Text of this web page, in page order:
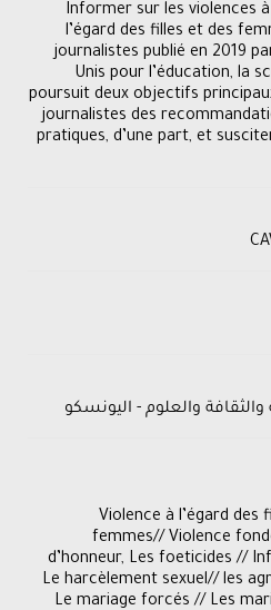
Informer sur les violences à
l’égard des filles et des
journalistes publié en 2019
Unis pour l’éducation, la
poursuit deux objectifs
journalistes des
pratiques, d’une part, et
والثقافة والعلوم - اليونسكو
Violence à l’égard des
femmes// Violence
d’honneur, Les foeticides //
Le harcèlement sexuel// les
Le mariage forcés // Les